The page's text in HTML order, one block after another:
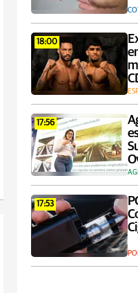
18:00
17:56
17:53